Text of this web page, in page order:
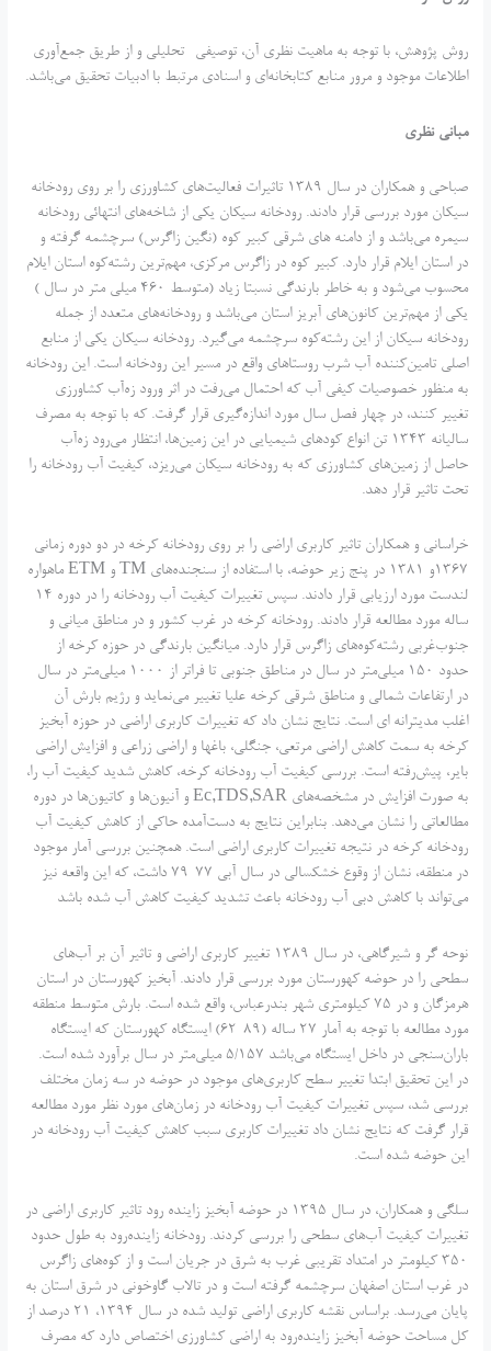
روش پژوهش، با توجه به ماهیت نظری آن، توصیفی- تحلیلی و از طریق جمع‌آوری
اطلاعات موجود و مرور منابع کتابخانه‌‌‌ای و اسنادی مرتبط با ادبیات تحقیق می‌باشد.
مبانی نظری
صباحی و همکاران در سال 1389 تاثیرات فعالیت‌های کشاورزی را بر روی رودخانه
سیکان مورد بررسی قرار دادند. رودخانه سیکان یکی از شاخه‌های انتهائی رودخانه
سیمره می‌باشد و از دامنه های شرقی کبیر کوه (نگین زاگرس) سرچشمه گرفته و
در استان ایلام قرار دارد. کبیر کوه در زاگرس مرکزی، مهم‌ترین رشته‌کوه استان ایلام
محسوب می‌شود و به خاطر بارندگی نسبتا زیاد (متوسط 460 میلی متر در سال )
یکی از مهم‌ترین کانون‌های آبریز استان می‌باشد و رودخانه‌های متعدد از جمله
رودخانه سیکان از این رشته‌کوه سرچشمه می‌گیرد. رودخانه سیکان یکی از منابع
اصلی تامین‌کننده آب شرب روستاهای واقع در مسیر این رودخانه است. این رودخانه
به منظور خصوصیات کیفی آب که احتمال می‌رفت در اثر ورود زه‌آب کشاورزی
تغییر کنند، در چهار فصل سال مورد اندازه‌گیری قرار گرفت. که با توجه به مصرف
سالیانه 1343 تن انواع کود‌های شیمیایی در این زمین‌ها، انتظار می‌رود زه‌آب
حاصل از زمین‌های کشاورزی که به رودخانه سیکان می‌ریزد، کیفیت آب رودخانه را
تحت تاثیر قرار دهد.
خراسانی و همکاران تاثیر کاربری اراضی را بر روی رودخانه کرخه در دو دوره زمانی
1367و 1381 در پنج زیر حوضه، با استفاده از سنجنده‌های TM و ETM ماهواره
لندست مورد ارزیابی قرار دادند. سپس تغییرات کیفیت آب رودخانه را در دوره 14
ساله مورد مطالعه قرار دادند. رودخانه کرخه در غرب کشور و در مناطق میانی و
جنوب‌غربی رشته‌کوه‌های زاگرس قرار دارد. میانگین بارندگی در حوزه کرخه از
حدود 150 میلی‌متر در سال در مناطق جنوبی تا فراتر از 1000 میلی‌متر در سال
در ارتفاعات شمالی و مناطق شرقی کرخه علیا تغییر می‌نماید و رژیم بارش آن
اغلب مدیترانه ای است. نتایج نشان داد که تغییرات کاربری اراضی در حوزه آبخیز
کرخه به سمت کاهش اراضی مرتعی، جنگلی، باغها و اراضی زراعی و افزایش اراضی
بایر، پیش‌رفته است. بررسی کیفیت آب رودخانه کرخه، کاهش شدید کیفیت آب را،
به صورت افزایش در مشخصه‌های Ec,TDS,SAR و آنیون‌ها و کاتیون‌ها در دوره
مطالعاتی را نشان می‌دهد. بنابراین نتایج به دست‌آمده حاکی از کاهش کیفیت آب
رودخانه کرخه در نتیجه تغییرات کاربری اراضی است. همچنین بررسی آمار موجود
در منطقه، نشان از وقوع خشکسالی در سال آبی 77-79 داشت، که این واقعه نیز
می‌تواند با کاهش دبی آب رودخانه باعث تشدید کیفیت کاهش آب شده‌ باشد
نوحه گر و شیرگاهی، در سال 1389 تغییر کاربری اراضی و تاثیر آن بر آب‌های
سطحی را در حوضه کهورستان مورد بررسی قرار دادند. آبخیز کهورستان در استان
هرمزگان و در 75 کیلومتری شهر بندرعباس، واقع شده است. بارش متوسط منطقه
مورد مطالعه با توجه به آمار 27 ساله (89-62) ایستگاه کهورستان که ایستگاه
باران‌سنجی در داخل ایستگاه می‌باشد 5/157 میلی‌متر در سال برآورد شده است.
در این تحقیق ابتدا تغییر سطح کاربری‌های موجود در حوضه در سه زمان مختلف
بررسی شد، سپس تغییرات کیفیت آب رودخانه در زمان‌های مورد نظر مورد مطالعه
قرار گرفت که نتایج نشان داد تغییرات کاربری سبب کاهش کیفیت آب رودخانه در
این حوضه شده است.
سلگی و همکاران، در سال 1395 در حوضه آبخیز زاینده رود تاثیر کاربری اراضی در
تغییرات کیفیت آب‌های سطحی را بررسی کردند. رودخانه زاینده‌رود به طول حدود
350 کیلومتر در امتداد تقریبی غرب به شرق در جریان است و از کوه‌های زاگرس
در غرب استان اصفهان سرچشمه گرفته است و در تالاب گاوخونی در شرق استان به
پایان می‌رسد. براساس نقشه کاربری اراضی تولید شده در سال 1394، 21 درصد از
کل مساحت حوضه آبخیز زاینده‌رود به اراضی کشاورزی اختصاص دارد که مصرف